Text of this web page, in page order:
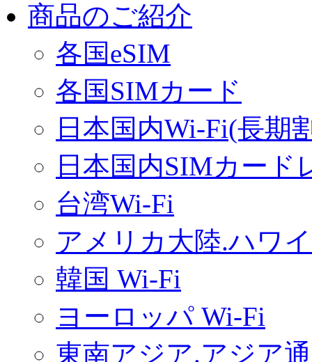
商品のご紹介
各国eSIM
各国SIMカード
日本国内Wi-Fi(長期
日本国内SIMカード
台湾Wi-Fi
アメリカ大陸.ハワ
韓国 Wi-Fi
ヨーロッパ Wi-Fi
東南アジア.アジア